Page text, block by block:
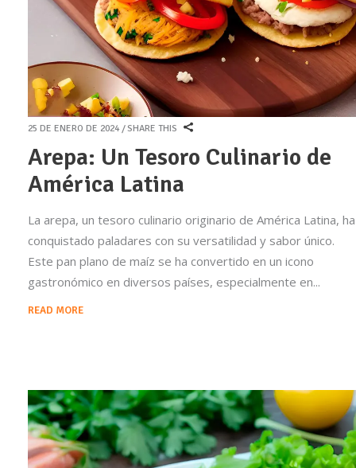
25 DE ENERO DE 2024 SHARE THIS
Arepa: Un Tesoro Culinario de
América Latina
La arepa, un tesoro culinario originario de América Latina, ha
conquistado paladares con su versatilidad y sabor único.
Este pan plano de maíz se ha convertido en un icono
gastronómico en diversos países, especialmente en
READ MORE